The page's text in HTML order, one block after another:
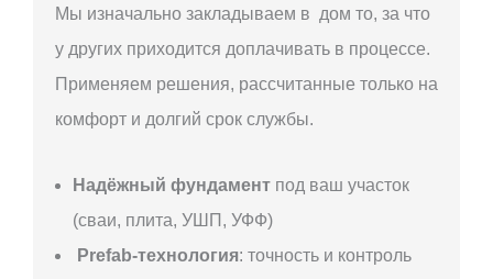
Мы изначально закладываем в дом то, за что
у других приходится доплачивать в процессе.
Применяем решения, рассчитанные только на
комфорт и долгий срок службы.
Надёжный фундамент под ваш участок
(сваи, плита, УШП, УФФ)
Prefab-технология: точность и контроль